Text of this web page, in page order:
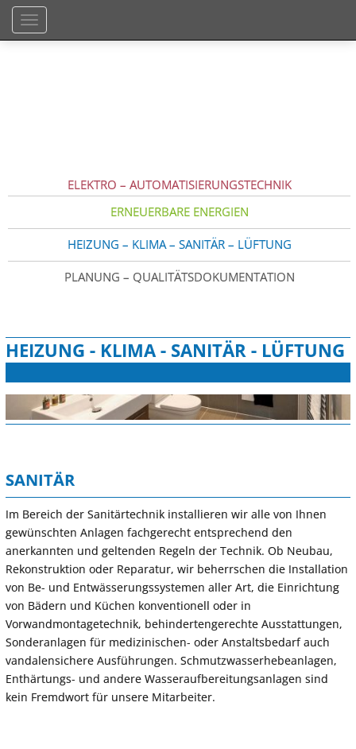
TOGGLE NAVIGATION
ELEKTRO – AUTOMATISIERUNGSTECHNIK
ERNEUERBARE ENERGIEN
HEIZUNG – KLIMA – SANITÄR – LÜFTUNG
PLANUNG – QUALITÄTSDOKUMENTATION
HEIZUNG - KLIMA - SANITÄR - LÜFTUNG
SANITÄR
Im Bereich der Sanitärtechnik installieren wir alle von Ihnen
gewünschten Anlagen fachgerecht entsprechend den
anerkannten und geltenden Regeln der Technik. Ob Neubau,
Rekonstruktion oder Reparatur, wir beherrschen die Installation
von Be- und Entwässerungssystemen aller Art, die Einrichtung
von Bädern und Küchen konventionell oder in
Vorwandmontagetechnik, behindertengerechte Ausstattungen,
Sonderanlagen für medizinischen- oder Anstaltsbedarf auch
vandalensichere Ausführungen. Schmutzwasserhebeanlagen,
Enthärtungs- und andere Wasseraufbereitungsanlagen sind
kein Fremdwort für unsere Mitarbeiter.